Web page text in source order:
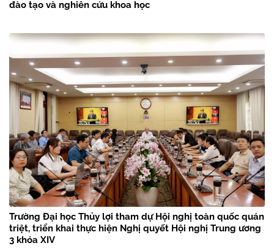
đào tạo và nghiên cứu khoa học
Trường Đại học Thủy lợi tham dự Hội nghị toàn quốc quán
triệt, triển khai thực hiện Nghị quyết Hội nghị Trung ương
3 khóa XIV